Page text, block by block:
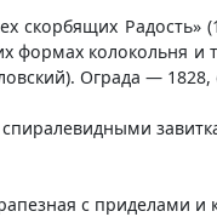
Радость»
формах колокольня
Ограда — 1828,
с приделами и